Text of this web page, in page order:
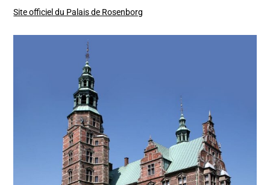
Site officiel du Palais de Rosenborg